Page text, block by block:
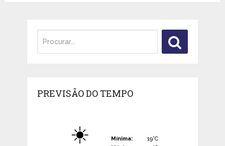
PREVISÃO DO TEMPO
☀️ Mínima:
19°C